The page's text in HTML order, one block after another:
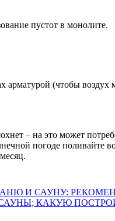
пустот в монолите.
арматурой (чтобы
– на это может
погоде поливайте